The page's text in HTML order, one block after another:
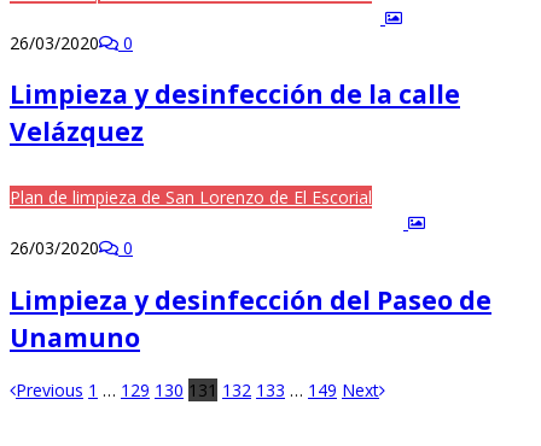
26/03/2020 0
Limpieza y desinfección de la calle
Velázquez
Plan de limpieza de San Lorenzo de El Escorial
26/03/2020 0
Limpieza y desinfección del Paseo de
Unamuno
Previous 1 … 129 130 131 132 133 … 149 Next